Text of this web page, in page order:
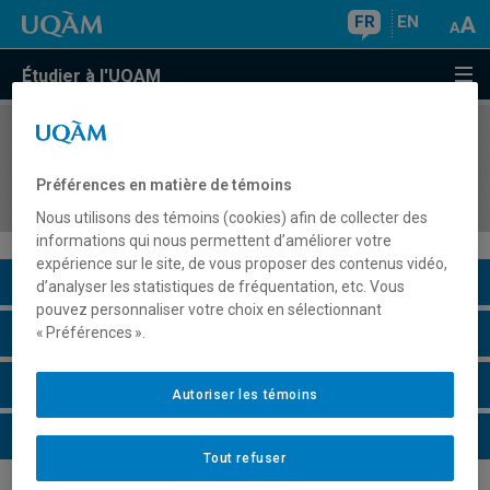
FR EN
Étudier à l'UQAM
COURS//
culturelle utilisant les nouvelles technologies
Description du cours
Horaire - Été 2026
Horaire - Automne 2026
Horaire - Hiver 2027
Préférences en matière de témoins
Nous utilisons des témoins (cookies) afin de collecter des
informations qui nous permettent d’améliorer votre
expérience sur le site, de vous proposer des contenus vidéo,
d’analyser les statistiques de fréquentation, etc. Vous
pouvez personnaliser votre choix en sélectionnant
« Préférences ».
Tout refuser
Autoriser les témoins